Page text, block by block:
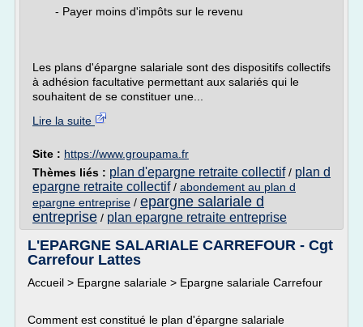
- Payer moins d'impôts sur le revenu
Les plans d'épargne salariale sont des dispositifs collectifs
à adhésion facultative permettant aux salariés qui le
souhaitent de se constituer une...
Lire la suite
Site : https://www.groupama.fr
Thèmes liés : plan d'epargne retraite collectif/ plan d
epargne retraite collectif/ abondement au plan d
epargne entreprise / epargne salariale d
entreprise / plan epargne retraite entreprise
L'EPARGNE SALARIALE CARREFOUR - Cgt
Carrefour Lattes
Accueil > Epargne salariale > Epargne salariale Carrefour
Comment est constitué le plan d'épargne salariale